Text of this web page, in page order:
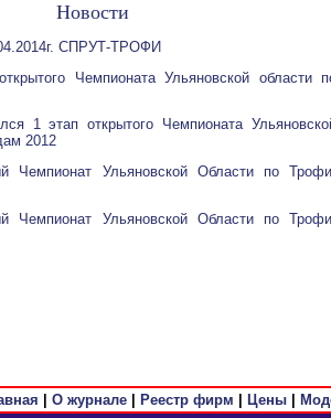
Новости
СПРУТ-ТРОФИ
Чемпионата Ульяновской области
1 этап открытого Чемпионата
2012
Чемпионат Ульяновской Области по
Чемпионат Ульяновской Области по
О журнале| Реестр фирм Цены|